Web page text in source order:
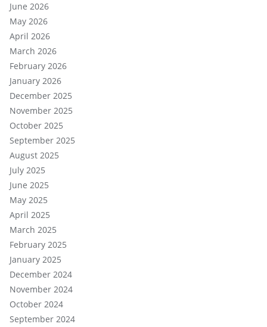
June 2026
May 2026
April 2026
March 2026
February 2026
January 2026
December 2025
November 2025
October 2025
September 2025
August 2025
July 2025
June 2025
May 2025
April 2025
March 2025
February 2025
January 2025
December 2024
November 2024
October 2024
September 2024